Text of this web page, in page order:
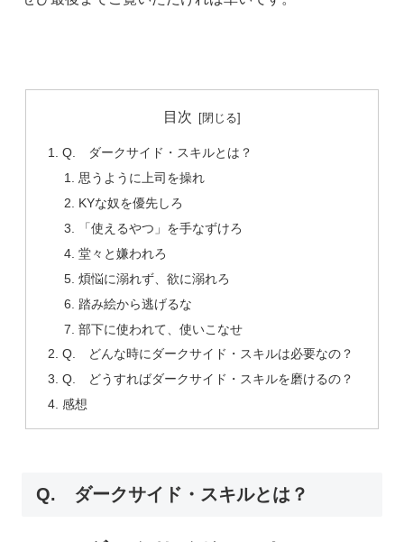
目次
Q. ダークサイド・スキルとは？
思うように上司を操れ
KYな奴を優先しろ
「使えるやつ」を手なずけろ
堂々と嫌われろ
煩悩に溺れず、欲に溺れろ
踏み絵から逃げるな
部下に使われて、使いこなせ
Q. どんな時にダークサイド・スキルは必要なの？
Q. どうすればダークサイド・スキルを磨けるの？
感想
Q. ダークサイド・スキルとは？